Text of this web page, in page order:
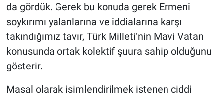
da gördük. Gerek bu konuda gerek Ermeni
soykırımı yalanlarına ve iddialarına karşı
takındığımız tavır, Türk Milleti’nin Mavi Vatan
konusunda ortak kolektif şuura sahip olduğunu
gösterir.
Masal olarak isimlendirilmek istenen ciddi